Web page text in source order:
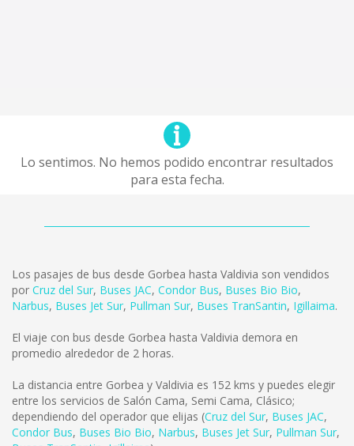
Lo sentimos. No hemos podido encontrar resultados
para esta fecha.
Los pasajes de bus desde Gorbea hasta Valdivia son vendidos
por Cruz del Sur, Buses JAC, Condor Bus, Buses Bio Bio,
Narbus, Buses Jet Sur, Pullman Sur, Buses TranSantin, Igillaima.
El viaje con bus desde Gorbea hasta Valdivia demora en
promedio alrededor de 2 horas.
La distancia entre Gorbea y Valdivia es 152 kms y puedes elegir
entre los servicios de Salón Cama, Semi Cama, Clásico;
dependiendo del operador que elijas (Cruz del Sur, Buses JAC,
Condor Bus, Buses Bio Bio, Narbus, Buses Jet Sur, Pullman Sur,